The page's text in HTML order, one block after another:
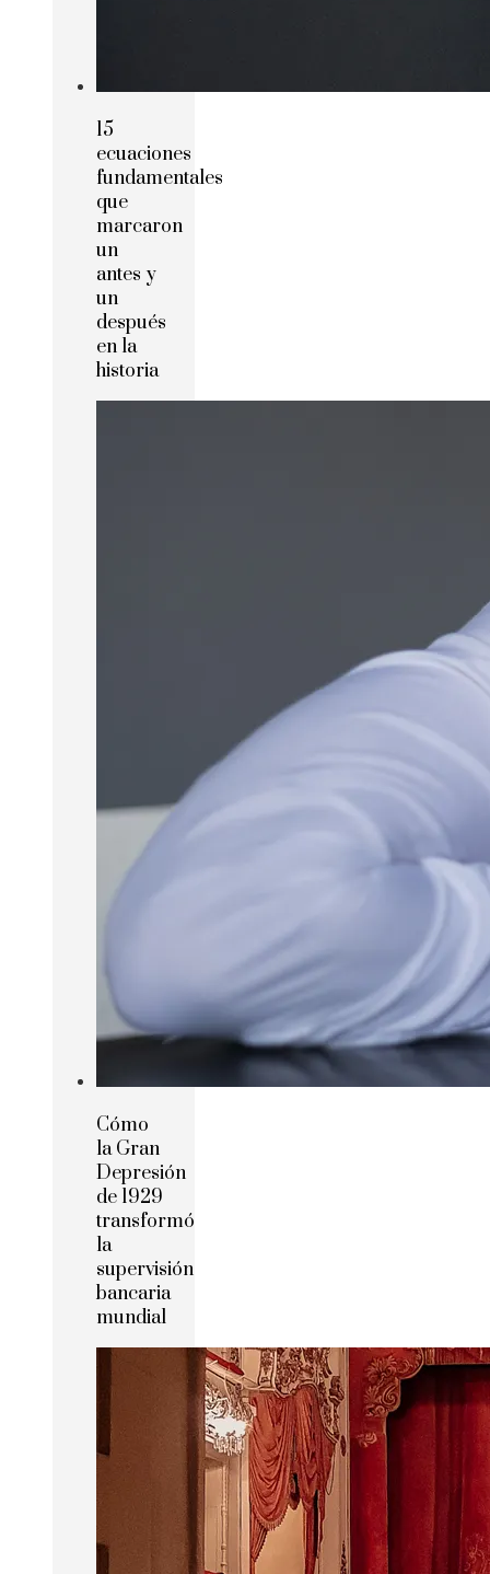
15
ecuaciones
fundamentales
que
marcaron
un
antes y
un
después
en la
historia
Cómo
la Gran
Depresión
de 1929
transformó
la
supervisión
bancaria
mundial